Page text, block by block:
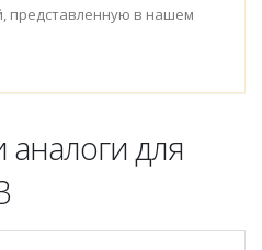
представленную в нашем
для